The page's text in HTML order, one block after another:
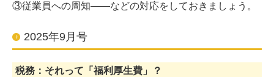
③従業員への周知――などの対応をしておきましょう 。
2025年9月号
税務：それって「福利厚生費」？